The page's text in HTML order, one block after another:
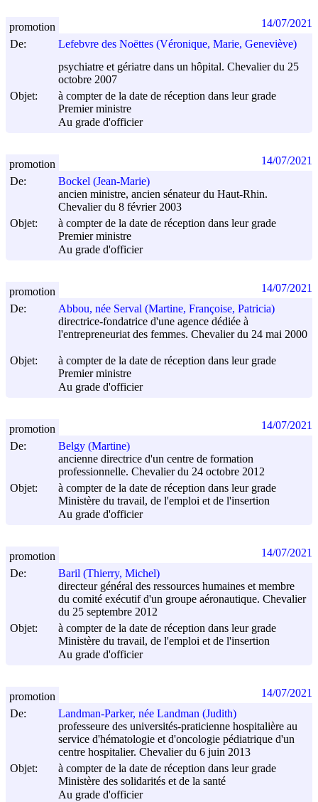
De:
Lefebvre des Noëttes (Véronique, Marie, Geneviève)
psychiatre et gériatre dans un hôpital. Chevalier du 25
octobre 2007
Objet:
à compter de la date de réception dans leur grade
Premier ministre
Au grade d'officier
promotion 14/07/2021
De:
Bockel (Jean-Marie)
ancien ministre, ancien sénateur du Haut-Rhin.
Chevalier du 8 février 2003
Objet:
à compter de la date de réception dans leur grade
Premier ministre
Au grade d'officier
promotion 14/07/2021
De:
Abbou, née Serval (Martine, Françoise, Patricia)
directrice-fondatrice d'une agence dédiée à
l'entrepreneuriat des femmes. Chevalier du 24 mai 2000
Objet:
à compter de la date de réception dans leur grade
Premier ministre
Au grade d'officier
promotion 14/07/2021
De:
Belgy (Martine)
ancienne directrice d'un centre de formation
professionnelle. Chevalier du 24 octobre 2012
Objet:
à compter de la date de réception dans leur grade
Ministère du travail, de l'emploi et de l'insertion
Au grade d'officier
promotion 14/07/2021
De:
Baril (Thierry, Michel)
directeur général des ressources humaines et membre
du comité exécutif d'un groupe aéronautique. Chevalier
du 25 septembre 2012
Objet:
à compter de la date de réception dans leur grade
Ministère du travail, de l'emploi et de l'insertion
Au grade d'officier
promotion 14/07/2021
De:
Landman-Parker, née Landman (Judith)
professeure des universités-praticienne hospitalière au
service d'hématologie et d'oncologie pédiatrique d'un
centre hospitalier. Chevalier du 6 juin 2013
Objet:
à compter de la date de réception dans leur grade
Ministère des solidarités et de la santé
Au grade d'officier
promotion 14/07/2021